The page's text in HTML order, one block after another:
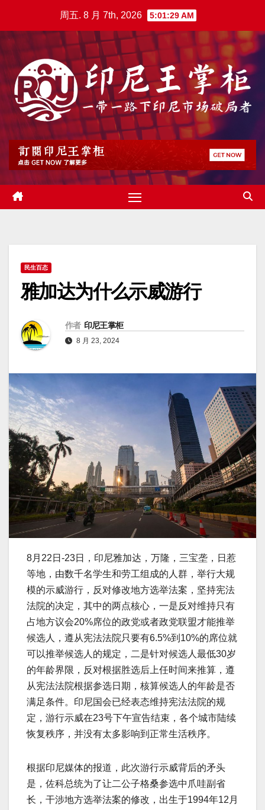
周五. 8 月 7th, 2026 5:01:30 AM
民生百态
雅加达为什么示威游行
作者 印尼王掌柜
8 月 23, 2024
8月22日-23日，印尼雅加达，万隆，三宝垄，日惹
等地，由数千名学生和劳工组成的人群，举行大规
模的示威游行，反对修改地方选举法案，坚持宪法
法院的决定，其中的两点核心，一是反对维持只有
占地方议会20%席位的政党或者政党联盟才能推举
候选人，遵从宪法法院只要有6.5%到10%的席位就
可以推举候选人的规定，二是针对候选人最低30岁
的年龄界限，反对根据胜选后上任时间来推算，遵
从宪法法院根据参选日期，核算候选人的年龄是否
满足条件。印尼国会已经表态维持宪法法院的规
定，游行示威在23号下午宣告结束，各个城市陆续
恢复秩序，并没有太多影响到正常生活秩序。
根据印尼媒体的报道，此次游行示威背后的矛头
是，佐科总统为了让二公子格桑参选中爪哇副省
长，干涉地方选举法案的修改，出生于1994年12月